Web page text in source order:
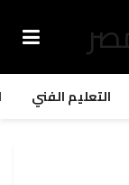
التعليم الفني